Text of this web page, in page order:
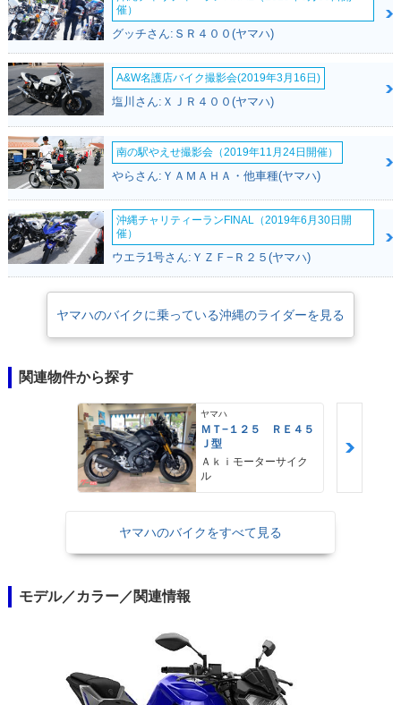
ルを装備するとともに、スマートフォン（当時の携帯式情報端末）と連動
機能を持つカラー液晶メーター（5インチ）を装備した。2023年、国内販
売が好評され、同年3月の大阪/東京モーターサイクルショーにも展示され
た。この展示車両は、欧州市場向けとは仕様が異なっており、日本向けモ
デルは、やはり海外向けにラインナップされていたインドネシア製のMT-
15（155cc）がベースになっていることが伺えた。
催）
グッチさん:ＳＲ４００(ヤマハ)
A&W名護店バイク撮影会(2019年3月16日)
塩川さん:ＸＪＲ４００(ヤマハ)
南の駅やえせ撮影会（2019年11月24日開催）
やらさん:ＹＡＭＡＨＡ・他車種(ヤマハ)
沖縄チャリティーランFINAL（2019年6月30日開
催）
ウエラ1号さん:ＹＺＦ−Ｒ２５(ヤマハ)
ヤマハのバイクに乗っている沖縄のライダーを見る
関連物件から探す
ヤマハ
ＭＴ−１２５ ＲＥ４５
Ｊ型
Ａｋｉモーターサイク
ル
ヤマハのバイクをすべて見る
モデル／カラー／関連情報